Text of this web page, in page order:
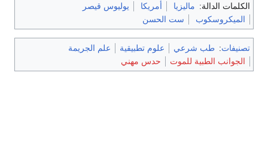
الكلمات الدالة: ماليزيا أمريكا
يوليوس قيصر
الميكروسكوب
ست الحسن
تصنيفات: طب شرعي علوم تطبيقية
علم الجريمة
الجوانب الطبية للموت
حدس مهني